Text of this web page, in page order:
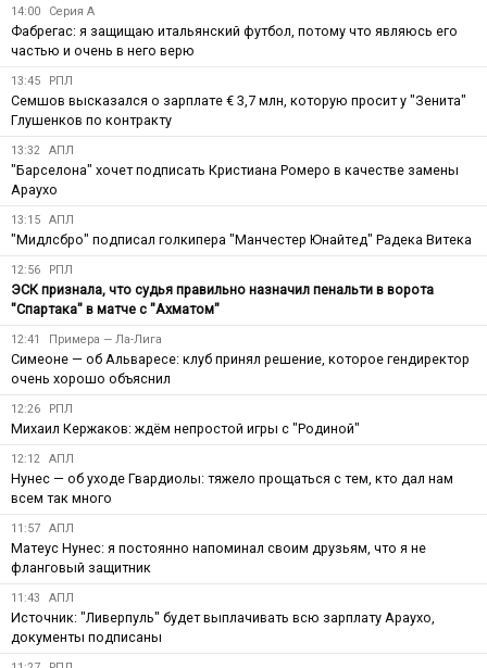
14:00 Серия А
Фабрегас: я защищаю итальянский футбол, потому что являюсь его
частью и очень в него верю
13:45 РПЛ
Семшов высказался о зарплате € 3,7 млн, которую просит у "Зенита"
Глушенков по контракту
13:32 АПЛ
"Барселона" хочет подписать Кристиана Ромеро в качестве замены
Араухо
13:15 АПЛ
"Мидлсбро" подписал голкипера "Манчестер Юнайтед" Радека Витека
12:56 РПЛ
ЭСК признала, что судья правильно назначил пенальти в ворота
"Спартака" в матче с "Ахматом"
12:41 Примера — Ла-Лига
Симеоне — об Альваресе: клуб принял решение, которое гендиректор
очень хорошо объяснил
12:26 РПЛ
Михаил Кержаков: ждём непростой игры с "Родиной"
12:12 АПЛ
Нунес — об уходе Гвардиолы: тяжело прощаться с тем, кто дал нам
всем так много
11:57 АПЛ
Матеус Нунес: я постоянно напоминал своим друзьям, что я не
фланговый защитник
11:43 АПЛ
Источник: "Ливерпуль" будет выплачивать всю зарплату Араухо,
документы подписаны